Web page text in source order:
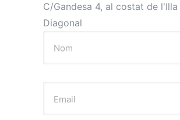
C/Gandesa 4, al costat de l'Illa
Diagonal
Nom
Email